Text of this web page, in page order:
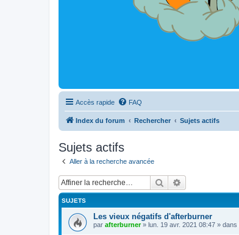
Accès rapide FAQ
Index du forum Rechercher Sujets actifs
Sujets actifs
Aller à la recherche avancée
Rechercher
SUJETS
Les vieux négatifs d'afterburner
par afterburner» lun. 19 avr. 2021 08:47 » dans